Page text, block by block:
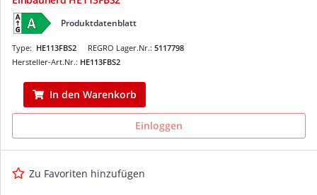
Produktdatenblatt
REGRO Lager.Nr.: 5117798
Type: HE113FBS2
Hersteller-Art.Nr.: HE113FBS2
In den Warenkorb
Einloggen
Zu Favoriten hinzufügen